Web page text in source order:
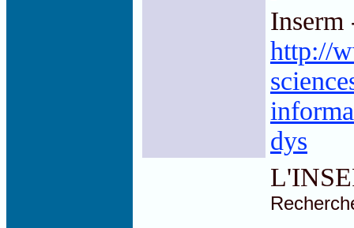
Inserm
http://
dys